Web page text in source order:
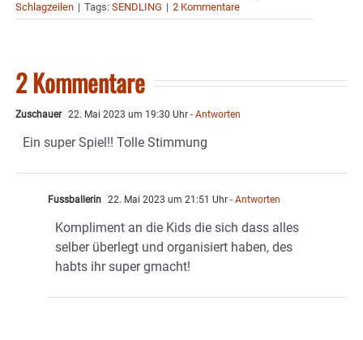
Schlagzeilen | Tags: SENDLING | 2 Kommentare
2 Kommentare
Zuschauer 22. Mai 2023 um 19:30 Uhr - Antworten
Ein super Spiel!! Tolle Stimmung
Fussballerin 22. Mai 2023 um 21:51 Uhr - Antworten
Kompliment an die Kids die sich dass alles
selber überlegt und organisiert haben, des
habts ihr super gmacht!